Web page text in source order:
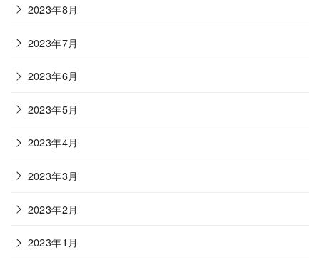
2023年8月
2023年7月
2023年6月
2023年5月
2023年4月
2023年3月
2023年2月
2023年1月